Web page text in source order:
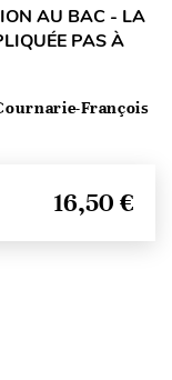
AU BAC - LA
PAS À
François
16,50 €